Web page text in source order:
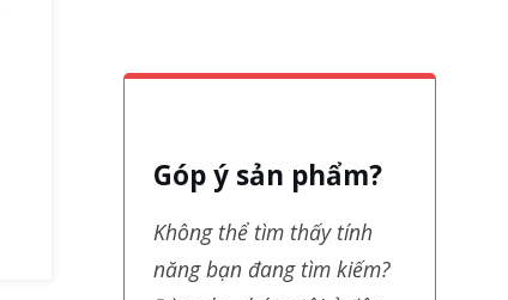
Góp ý sản phẩm?
Không thể tìm thấy tính
năng bạn đang tìm kiếm?